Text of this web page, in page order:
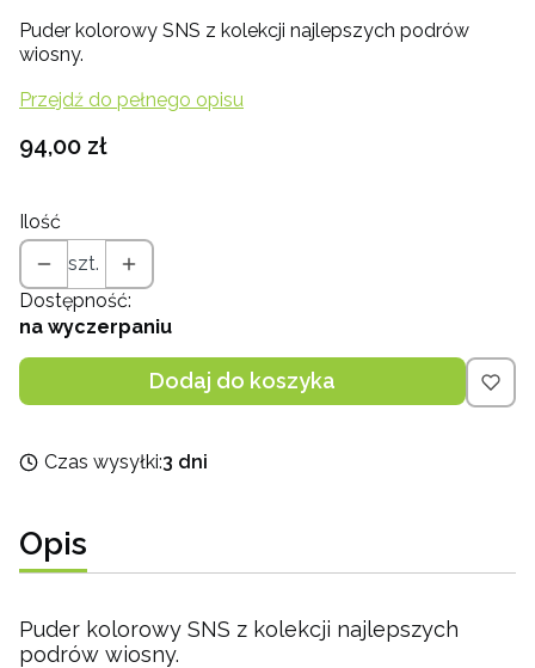
Puder kolorowy SNS z kolekcji najlepszych podrów
wiosny.
Przejdź do pełnego opisu
Cena
94,00 zł
Ilość
szt.
Dostępność:
na wyczerpaniu
Dodaj do koszyka
Czas wysyłki:3 dni
Opis
Puder kolorowy SNS z kolekcji najlepszych
podrów wiosny.